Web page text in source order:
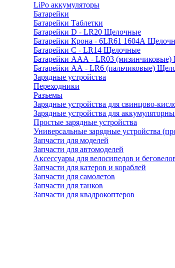
LiPo аккумуляторы
Батарейки
Батарейки Таблетки
Батарейки D - LR20 Щелочные
Батарейки Крона - 6LR61 1604A
Батарейки C - LR14 Щелочные
Батарейки AAA - LR03
Батарейки AA - LR6 (пальчиковые)
Зарядные устройства
Переходники
Разъемы
Зарядные устройства для свинцово-
Зарядные устройства для
Простые зарядные устройства
Универсальные зарядные устройства
Запчасти для моделей
Запчасти для автомоделей
Аксессуары для велосипедов и
Запчасти для катеров и кораблей
Запчасти для самолетов
Запчасти для танков
Запчасти для квадрокоптеров